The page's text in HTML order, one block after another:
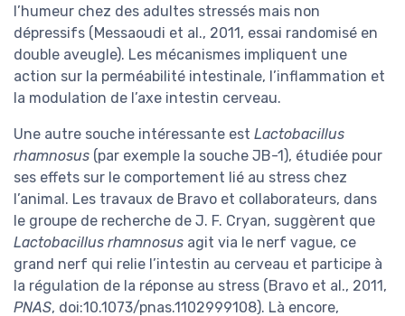
l’humeur chez des adultes stressés mais non
dépressifs (Messaoudi et al., 2011, essai randomisé en
double aveugle). Les mécanismes impliquent une
action sur la perméabilité intestinale, l’inflammation et
la modulation de l’axe intestin cerveau.
Une autre souche intéressante est Lactobacillus
rhamnosus (par exemple la souche JB-1), étudiée pour
ses effets sur le comportement lié au stress chez
l’animal. Les travaux de Bravo et collaborateurs, dans
le groupe de recherche de J. F. Cryan, suggèrent que
Lactobacillus rhamnosus agit via le nerf vague, ce
grand nerf qui relie l’intestin au cerveau et participe à
la régulation de la réponse au stress (Bravo et al., 2011,
PNAS, doi:10.1073/pnas.1102999108). Là encore,